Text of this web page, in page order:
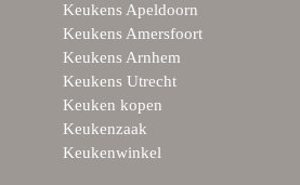
Keukens Apeldoorn
Keukens Amersfoort
Keukens Arnhem
Keukens Utrecht
Keuken kopen
Keukenzaak
Keukenwinkel